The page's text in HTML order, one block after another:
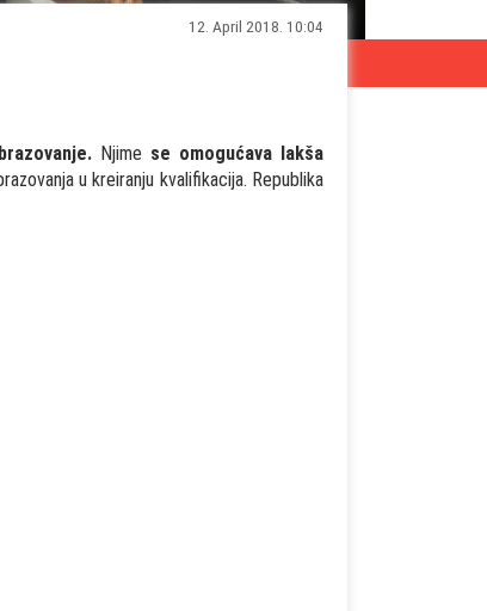
12. April 2018. 10:04
Njime se omogućava lakša
u kreiranju kvalifikacija. Republika